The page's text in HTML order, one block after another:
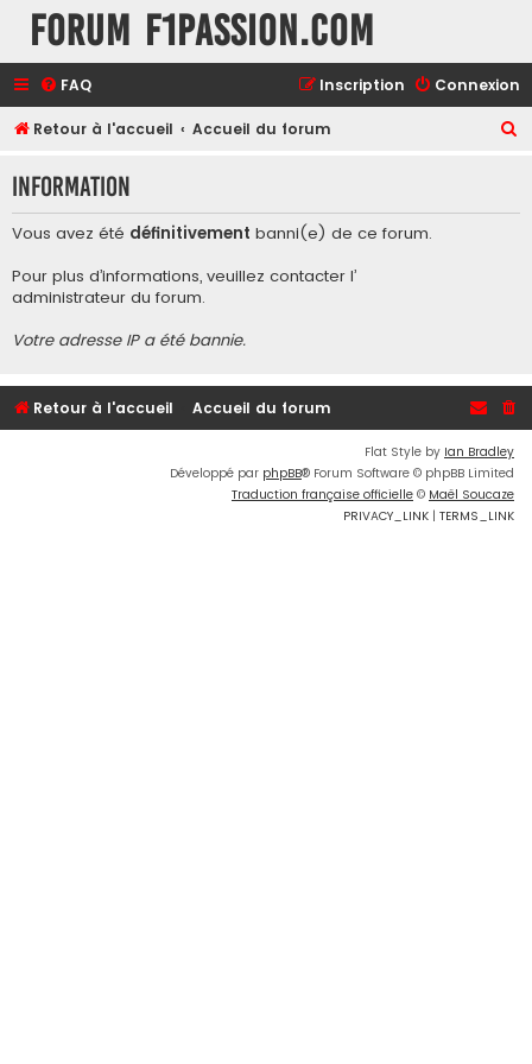
Forum F1Passion.com
FAQ Connexion
Inscription
Retour à l'accueil Accueil du forum
h
Information
Vous avez été définitivement banni(e) de ce forum.
Pour plus d’informations, veuillez contacter l’
administrateur du forum.
Votre adresse IP a été bannie.
Retour à l'accueil Accueil du forum
Flat Style by Ian Bradley
Développé par phpBB® Forum Software © phpBB Limited
Traduction française officielle © Maël Soucaze
PRIVACY_LINK | TERMS_LINK